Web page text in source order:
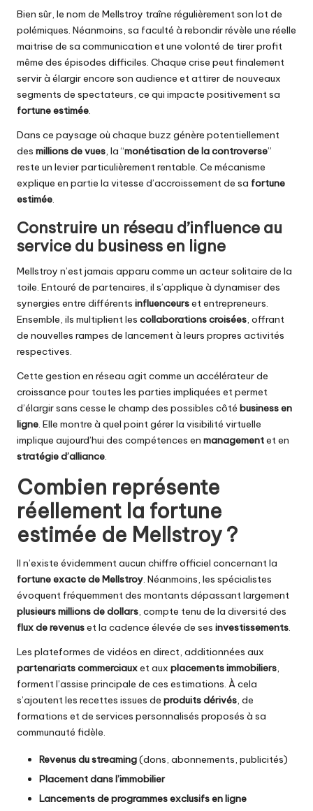
Bien sûr, le nom de Mellstroy traîne régulièrement son lot de
polémiques. Néanmoins, sa faculté à rebondir révèle une réelle
maitrise de sa communication et une volonté de tirer profit
même des épisodes difficiles. Chaque crise peut finalement
servir à élargir encore son audience et attirer de nouveaux
segments de spectateurs, ce qui impacte positivement sa
fortune estimée.
Dans ce paysage où chaque buzz génère potentiellement
des millions de vues, la “monétisation de la controverse”
reste un levier particulièrement rentable. Ce mécanisme
explique en partie la vitesse d’accroissement de sa fortune
estimée.
Construire un réseau d’influence au
service du business en ligne
Mellstroy n’est jamais apparu comme un acteur solitaire de la
toile. Entouré de partenaires, il s’applique à dynamiser des
synergies entre différents influenceurset entrepreneurs.
Ensemble, ils multiplient les collaborations croisées, offrant
de nouvelles rampes de lancement à leurs propres activités
respectives.
Cette gestion en réseau agit comme un accélérateur de
croissance pour toutes les parties impliquées et permet
d’élargir sans cesse le champ des possibles côté business en
ligne. Elle montre à quel point gérer la visibilité virtuelle
implique aujourd’hui des compétences en managementet en
stratégie d’alliance.
Combien représente
réellement la fortune
estimée de Mellstroy ?
Il n’existe évidemment aucun chiffre officiel concernant la
fortune exacte de Mellstroy. Néanmoins, les spécialistes
évoquent fréquemment des montants dépassant largement
plusieurs millions de dollars, compte tenu de la diversité des
flux de revenuset la cadence élevée de ses investissements.
Les plateformes de vidéos en direct, additionnées aux
partenariats commerciauxet aux placements immobiliers,
forment l’assise principale de ces estimations. À cela
s’ajoutent les recettes issues de produits dérivés, de
formations et de services personnalisés proposés à sa
communauté fidèle.
Revenus du streaming(dons, abonnements, publicités)
Placement dans l’immobilier
Lancements de programmes exclusifs en ligne